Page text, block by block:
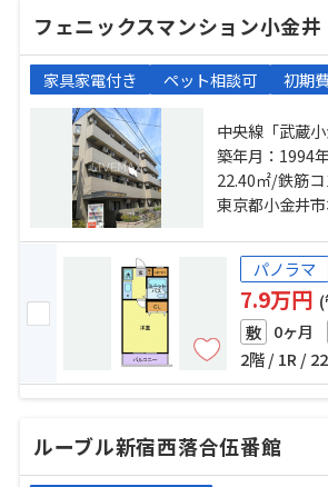
フェニックスマンション小金井
家具家電付き ペット相談可 初期
中央線「武蔵小
央線「東小金井」
新宿線「花小金
築年月：1994
22.40㎡/鉄筋
東京都小金井
パノラマ
7.9万円
敷 0ヶ月
2階 / 1R /
ルーブル新宿西落合伍番館